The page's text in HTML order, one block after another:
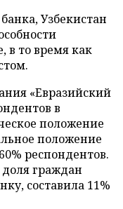
Узбекистан
в то время как
«Евразийский
в
положение
положение
респондентов.
граждан
составила 11%